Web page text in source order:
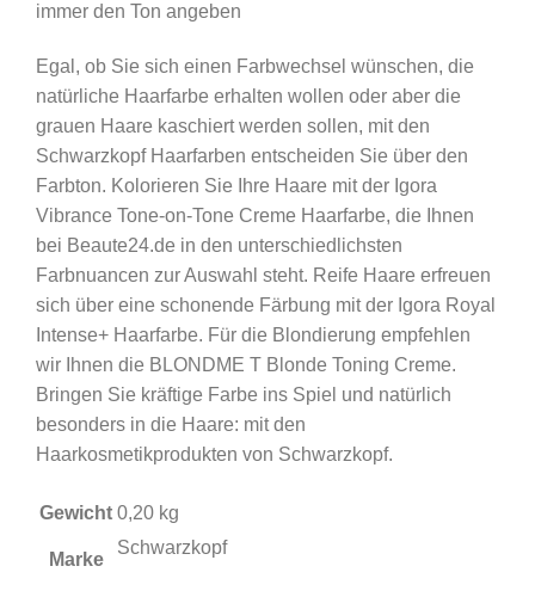
immer den Ton angeben
Egal, ob Sie sich einen Farbwechsel wünschen, die
natürliche Haarfarbe erhalten wollen oder aber die
grauen Haare kaschiert werden sollen, mit den
Schwarzkopf Haarfarben entscheiden Sie über den
Farbton. Kolorieren Sie Ihre Haare mit der Igora
Vibrance Tone-on-Tone Creme Haarfarbe, die Ihnen
bei Beaute24.de in den unterschiedlichsten
Farbnuancen zur Auswahl steht. Reife Haare erfreuen
sich über eine schonende Färbung mit der Igora Royal
Intense+ Haarfarbe. Für die Blondierung empfehlen
wir Ihnen die BLONDME T Blonde Toning Creme.
Bringen Sie kräftige Farbe ins Spiel und natürlich
besonders in die Haare: mit den
Haarkosmetikprodukten von Schwarzkopf.
Gewicht 0,20 kg
Marke
Schwarzkopf